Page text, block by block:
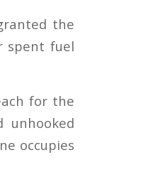
the
spent fuel
for the
occupies